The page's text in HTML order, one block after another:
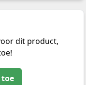
dit product,
toe